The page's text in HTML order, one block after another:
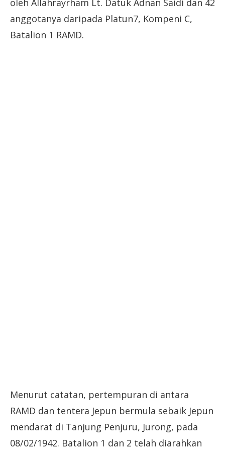
anggotanya daripada Platun7, Kompeni C,
Batalion 1 RAMD.
Menurut catatan, pertempuran di antara
RAMD dan tentera Jepun bermula sebaik Jepun
mendarat di Tanjung Penjuru, Jurong, pada
08/02/1942. Batalion 1 dan 2 telah diarahkan